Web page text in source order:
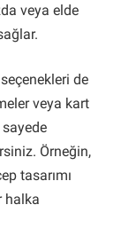
veya elde
de
veya kart
Örneğin,
tasarımı
halka